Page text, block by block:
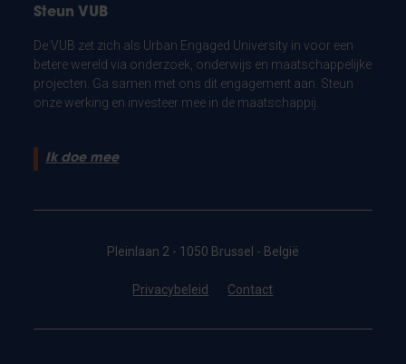
Steun VUB
De VUB zet zich als Urban Engaged University in voor een
betere wereld via onderzoek, onderwijs en maatschappelijke
projecten. Ga samen met ons dit engagement aan. Steun
onze werking en investeer mee in de maatschappij.
Ik doe mee
Pleinlaan 2 - 1050 Brussel - België
Privacybeleid Contact